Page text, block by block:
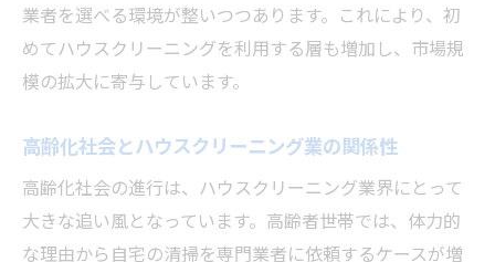
事業多角化が広げるハウスクリーニングの展望
リフォーム併用とハウスクリーニングの相
乗効果
多ブランド展開が生むハウスクリーニング
の強み
事業多角化による収益安定の秘訣
新しい業態とハウスクリーニングの未来像
業者を選べる環境が整いつつあります。これにより、初
めてハウスクリーニングを利用する層も増加し、市場規
模の拡大に寄与しています。
高齢化社会とハウスクリーニング業の関係性
高齢化社会の進行は、ハウスクリーニング業界にとって
大きな追い風となっています。高齢者世帯では、体力的
な理由から自宅の清掃を専門業者に依頼するケースが増